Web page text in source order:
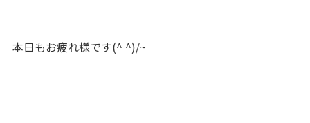
本日もお疲れ様です(^ ^)/~